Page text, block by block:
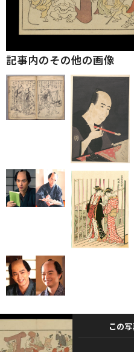
記事内のその他の画像
この